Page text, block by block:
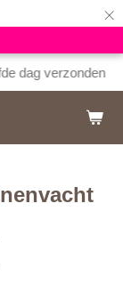
×
dag verzonden